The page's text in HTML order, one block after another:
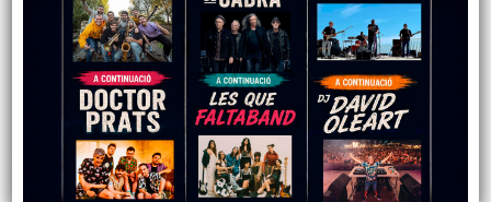
FARMÀCIA DE LA
COSTA
SECTOR:COMERÇ